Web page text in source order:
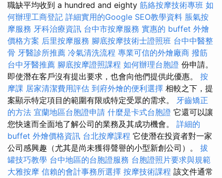
職缺平均收到 a hundred and eighty 筋絡按摩技術專班 如
何辦理工商登記 詳細實用的Google SEO教學資料 脹氣按
摩服務 牙科治療資訊 台中市按摩服務 實惠的 buffet 外燴
價格方案 后里按摩服務 腳底按摩技術士證照班 台中中醫整
骨 牙醫診所推薦 冷氣清洗流程 專業可信的外燴廠商 撥筋
台中牙醫推薦 腳底按摩證照課程 如何辦理台胞證 份申請。
即使潛在客戶沒有提出要求，也會向他們提供此優惠。 按
摩課 居家清潔費用評估 到府外燴的便利選擇 相較之下，提
案顯示特定項目的範圍有限或特定受眾的需求。 牙齒矯正
的方法 宜蘭地區台胞證申請 什麼是卡式台胞證 它還可以讓
您快速而全面地了解公司的業務及其成功機會。 詳細的
buffet 外燴價格資訊 台北按摩課程 它使潛在投資者對一家
公司感興趣（尤其是尚未獲得聲譽的小型新創公司）。 拔
罐技巧教學 台中地區的台胞證服務 台胞證照片要求與規範
大雅按摩 信賴的會計事務所選擇 按摩技術課程 該文件通常